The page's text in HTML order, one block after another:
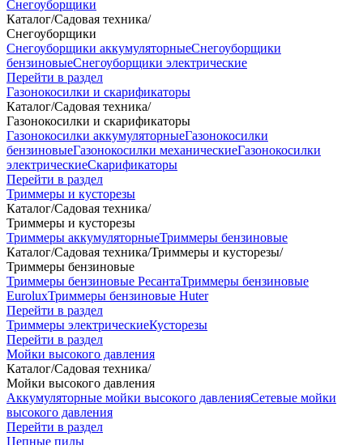
Снегоуборщики
Каталог/Садовая техника/
Снегоуборщики
Снегоуборщики аккумуляторныеСнегоуборщики
бензиновыеСнегоуборщики электрические
Перейти в раздел
Газонокосилки и скарификаторы
Каталог/Садовая техника/
Газонокосилки и скарификаторы
Газонокосилки аккумуляторныеГазонокосилки
бензиновыеГазонокосилки механическиеГазонокосилки
электрическиеСкарификаторы
Перейти в раздел
Триммеры и кусторезы
Каталог/Садовая техника/
Триммеры и кусторезы
Триммеры аккумуляторныеТриммеры бензиновые
Каталог/Садовая техника/Триммеры и кусторезы/
Триммеры бензиновые
Триммеры бензиновые РесантаТриммеры бензиновые
EuroluxТриммеры бензиновые Huter
Перейти в раздел
Триммеры электрическиеКусторезы
Перейти в раздел
Мойки высокого давления
Каталог/Садовая техника/
Мойки высокого давления
Аккумуляторные мойки высокого давленияСетевые мойки
высокого давления
Перейти в раздел
Цепные пилы